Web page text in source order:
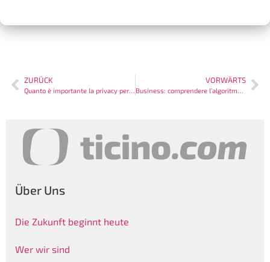
ZURÜCK
Quanto è importante la privacy per il tuo business?
VORWÄRTS
Über Uns
Die Zukunft beginnt heute
Wer wir sind